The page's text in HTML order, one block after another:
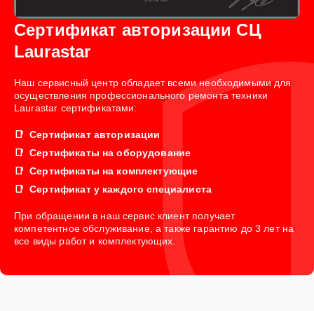
Сертификат авторизации СЦ
Laurastar
Наш сервисный центр обладает всеми необходимыми для
осуществления профессионального ремонта техники
Laurastar сертификатами:
Сертификат авторизации
Сертификаты на оборудование
Сертификаты на комплектующие
Сертификат у каждого специалиста
При обращении в наш сервис клиент получает
компетентное обслуживание, а также гарантию до 3 лет на
все виды работ и комплектующих.